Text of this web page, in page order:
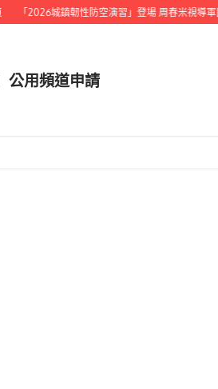
「2026城鎮韌性防空演習」登場 周春米視導軍民
公用頻道申請